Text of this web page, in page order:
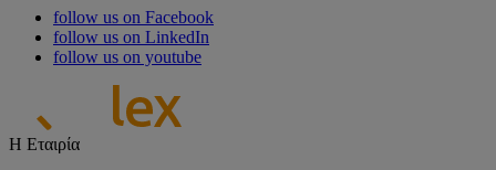
follow us on Facebook
follow us on LinkedIn
follow us on youtube
Η Εταιρία